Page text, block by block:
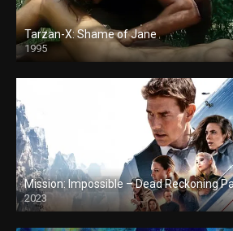
Tarzan-X: Shame of Jane
1995
Mission: Impossible – Dead Reckoning
2023